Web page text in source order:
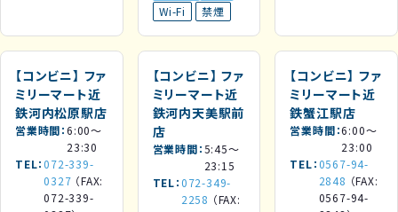
Wi-Fi
禁煙
【コンビニ】 ファ
ミリーマート近
鉄河内松原駅店
営業時間 6:00～
23:30
TEL 072-339-
0327 （FAX:
072-339-
【コンビニ】 ファ
ミリーマート近
鉄河内天美駅前
店
営業時間 5:45～
23:15
TEL 072-349-
2258 （FAX:
【コンビニ】 ファ
ミリーマート近
鉄蟹江駅店
営業時間 6:00～
23:00
TEL 0567-94-
2848 （FAX:
0567-94-